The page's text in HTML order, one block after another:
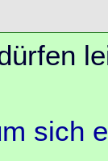
sich